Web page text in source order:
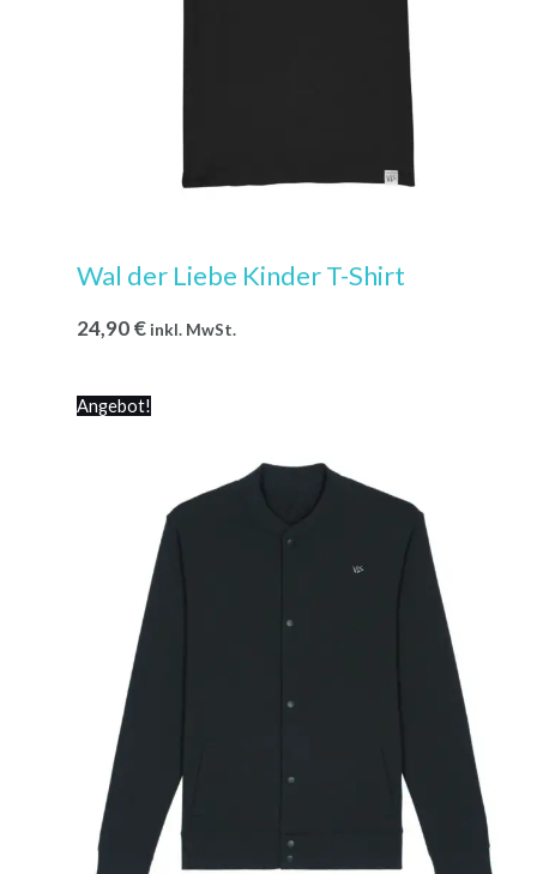
Wal der Liebe Kinder T-Shirt
24,90€ inkl. MwSt.
Angebot!Ursprünglicher
45,90 €.